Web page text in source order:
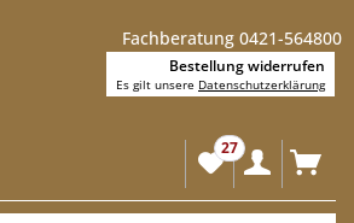
Fachberatung 0421-564800
27
Bestellung widerrufen
Es gilt unsere Datenschutzerklärung